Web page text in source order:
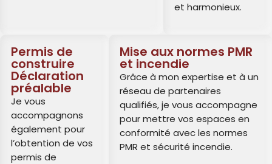
et harmonieux.
Mise aux normes PMR
et incendie
Grâce à mon expertise et à un
réseau de partenaires
qualifiés, je vous accompagne
pour mettre vos espaces en
conformité avec les normes
PMR et sécurité incendie.
Permis de
construire
Déclaration
préalable
Je vous
accompagnons
également pour
l’obtention de vos
permis de